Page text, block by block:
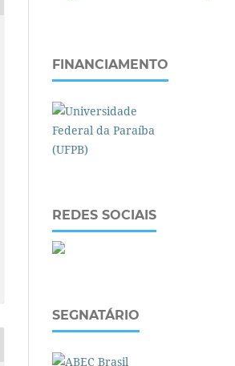
FINANCIAMENTO
REDES SOCIAIS
SEGNATÁRIO